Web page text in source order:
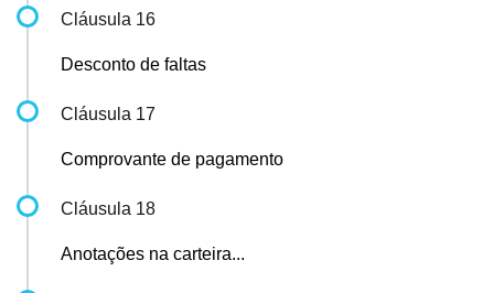
Cláusula 16
Desconto de faltas
Cláusula 17
Comprovante de pagamento
Cláusula 18
Anotações na carteira...